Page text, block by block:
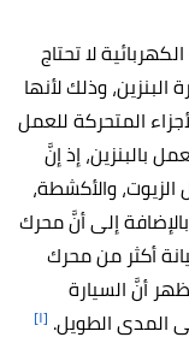
لا تحتاج
البنزين، وذلك لأنها
المتحركة للعمل
بالبنزين، إذ إنَّ
والأكشطة،
إلى أنَّ محرك
أكثر من محرك
أنَّ السيارة
المدى الطويل. [١]